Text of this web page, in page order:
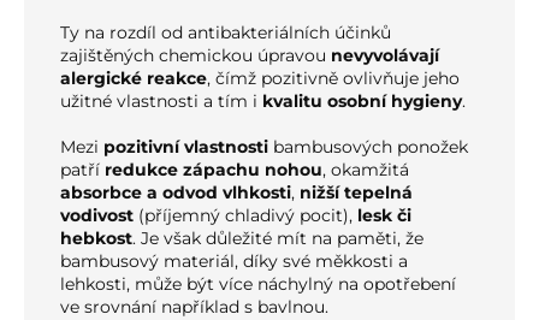
Ty na rozdíl od antibakteriálních účinků
zajištěných chemickou úpravou nevyvolávají
alergické reakce, čímž pozitivně ovlivňuje jeho
užitné vlastnosti a tím i kvalitu osobní hygieny.
Mezi pozitivní vlastnosti bambusových ponožek
patří redukce zápachu nohou, okamžitá
absorbce a odvod vlhkosti, nižší tepelná
vodivost (příjemný chladivý pocit), lesk či
hebkost. Je však důležité mít na paměti, že
bambusový materiál, díky své měkkosti a
lehkosti, může být více náchylný na opotřebení
ve srovnání například s bavlnou.